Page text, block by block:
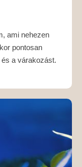
ami nehezen
pontosan
a várakozást.